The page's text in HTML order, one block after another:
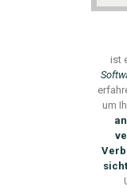
ist
um